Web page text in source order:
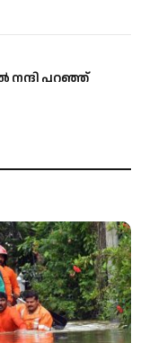
നന്ദി പറഞ്ഞ്